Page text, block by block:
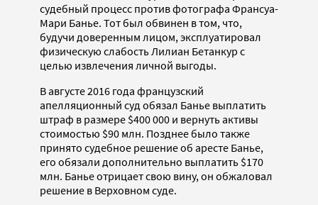
судебный процесс против фотографа Франсуа-
Мари Банье. Тот был обвинен в том, что,
будучи доверенным лицом, эксплуатировал
физическую слабость Лилиан Бетанкур с
целью извлечения личной выгоды.
В августе 2016 года французский
апелляционный суд обязал Банье выплатить
штраф в размере $400 000 и вернуть активы
стоимостью $90 млн. Позднее было также
принято судебное решение об аресте Банье,
его обязали дополнительно выплатить $170
млн. Банье отрицает свою вину, он обжаловал
решение в Верховном суде.